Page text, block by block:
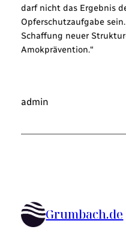
darf nicht das Ergebnis
Opferschutzaufgabe
Schaffung neuer
Amokprävention.“
admin
Grumbach.de